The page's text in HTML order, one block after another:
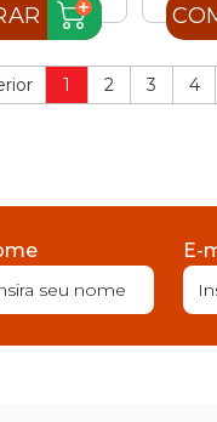
1 2 3 4
E-